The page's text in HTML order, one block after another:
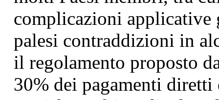
complicazioni applicative
palesi contraddizioni in
il regolamento proposto
30% dei pagamenti